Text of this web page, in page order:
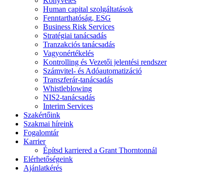
Human capital szolgáltatások
Fenntarthatóság, ESG
Business Risk Services
Stratégiai tanácsadás
Tranzakciós tanácsadás
Vagyonértékelés
Kontrolling és Vezetői jelentési rendszer
Számvitel- és Adóautomatizáció
Transzferár-tanácsadás
Whistleblowing
NIS2-tanácsadás
Interim Services
Szakértőink
Szakmai híreink
Fogalomtár
Karrier
Építsd karriered a Grant Thorntonnál
Elérhetőségeink
Ajánlatkérés